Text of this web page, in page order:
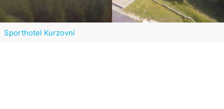
Sporthotel Kurzovní